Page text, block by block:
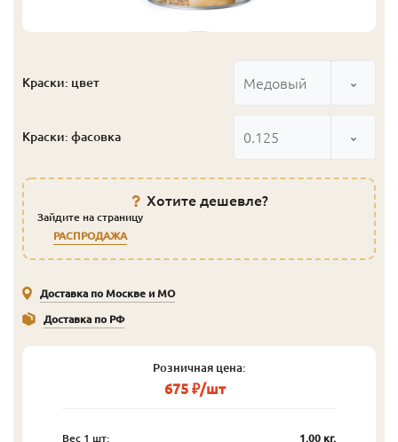
Краски: цвет Медовый
Краски: фасовка 0.125
Хотите дешевле?
Зайдите на страницу
РАСПРОДАЖА
Доставка по Москве и МО
Доставка по РФ
Розничная цена:
675 ₽/шт
Вес 1 шт: 1.00 кг.